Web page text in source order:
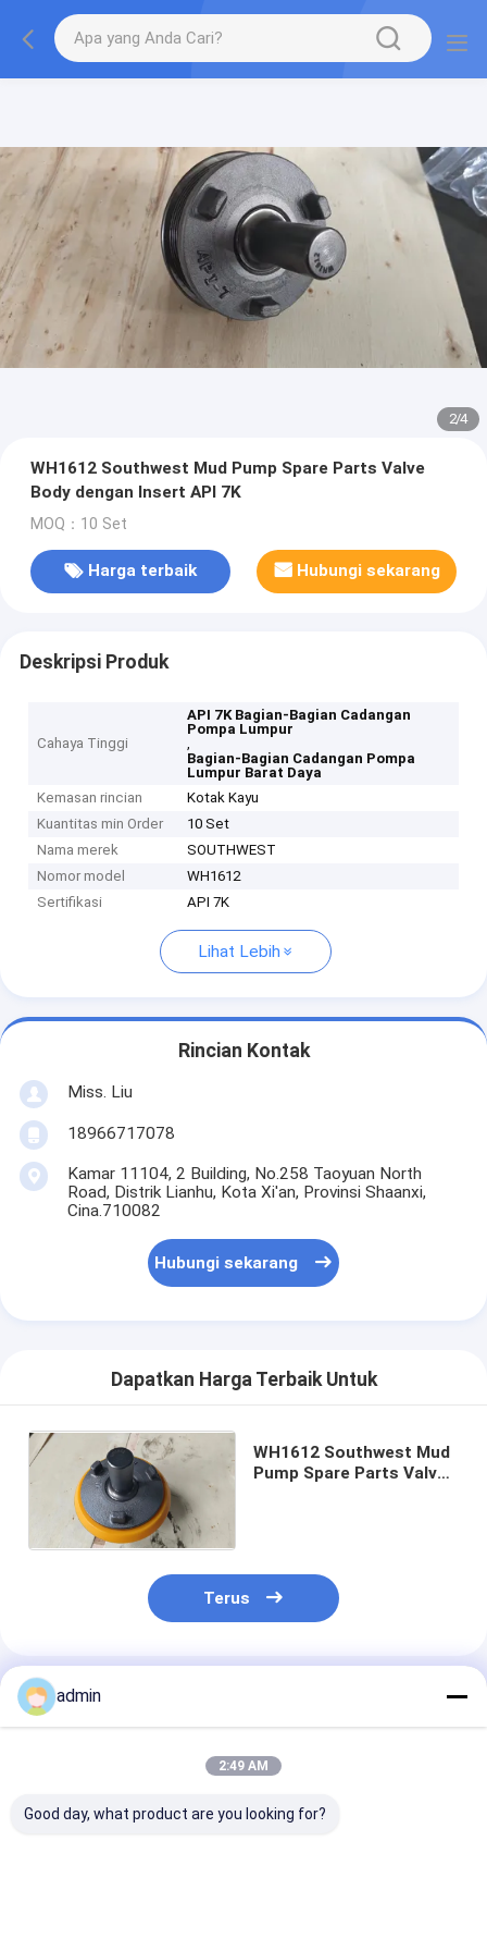
2/4
WH1612 Southwest Mud Pump Spare Parts Valve
Body dengan Insert API 7K
MOQ：10 Set
Harga terbaik Hubungi sekarang
Deskripsi Produk
Cahaya Tinggi
API 7K Bagian-Bagian Cadangan
Pompa Lumpur
,
Bagian-Bagian Cadangan Pompa
Lumpur Barat Daya
Kemasan rincian
Kotak Kayu
Kuantitas min Order
10 Set
Nama merek
SOUTHWEST
Nomor model
WH1612
Sertifikasi
API 7K
Lihat Lebih
Rincian Kontak
Miss. Liu
18966717078
Kamar 11104, 2 Building, No.258 Taoyuan North
Road, Distrik Lianhu, Kota Xi'an, Provinsi Shaanxi,
Cina.710082
Hubungi sekarang
Dapatkan Harga Terbaik Untuk
WH1612 Southwest Mud
Pump Spare Parts Valve
Terus
Rekomendasi Produk
admin
2:49 AM
Good day, what product are you looking for?